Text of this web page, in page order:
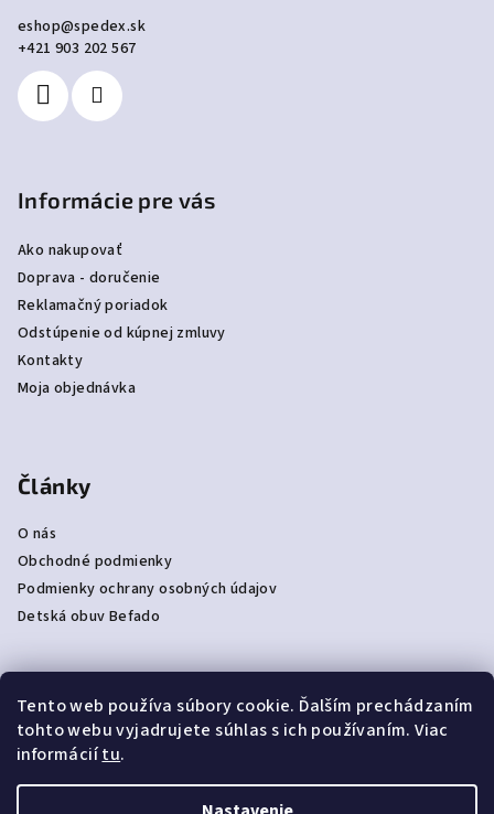
Tento web používa súbory cookie. Ďalším prechádzaním
tohto webu vyjadrujete súhlas s ich používaním. Viac
informáciítu.
eshop@spedex.sk
+421 903 202 567
Informácie pre vás
Ako nakupovať
Doprava - doručenie
Reklamačný poriadok
Odstúpenie od kúpnej zmluvy
Kontakty
Moja objednávka
Články
O nás
Obchodné podmienky
Podmienky ochrany osobných údajov
Detská obuv Befado
Prijímame online platby